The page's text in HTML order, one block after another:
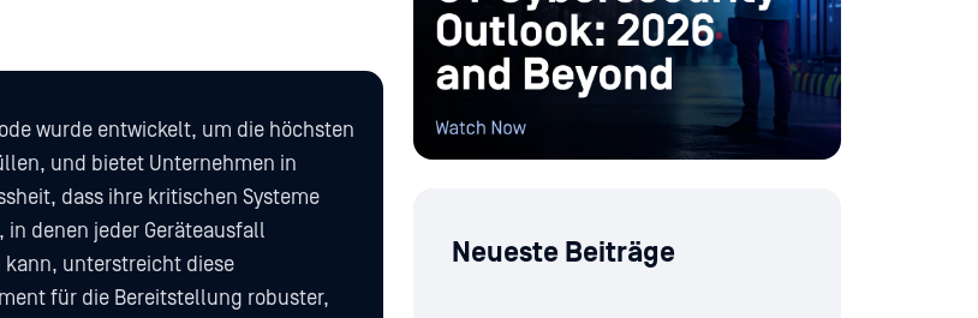
wurde entwickelt, um die höchsten
und bietet Unternehmen in
dass ihre kritischen Systeme
denen jeder Geräteausfall
unterstreicht diese
für die Bereitstellung robuster,
Neueste Beiträge